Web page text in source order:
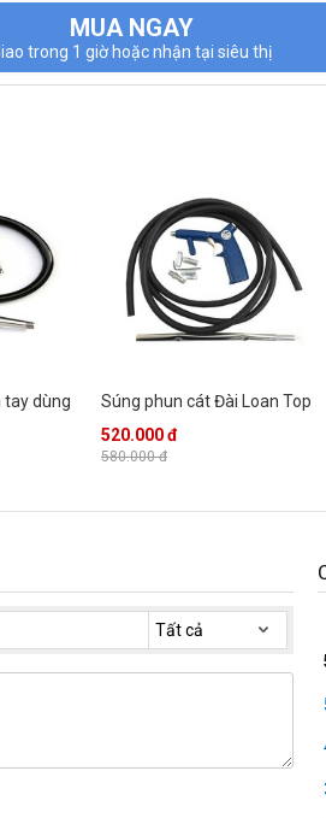
cụ chứa cát để hút cát lên , về cơ bản
cần tính linh động khu vực.
MUA NGAY
trong 1 giờ hoặc nhận tại siêu thị
tay dùng
Súng phun cát Đài Loan Top
520.000 đ
580.000 đ